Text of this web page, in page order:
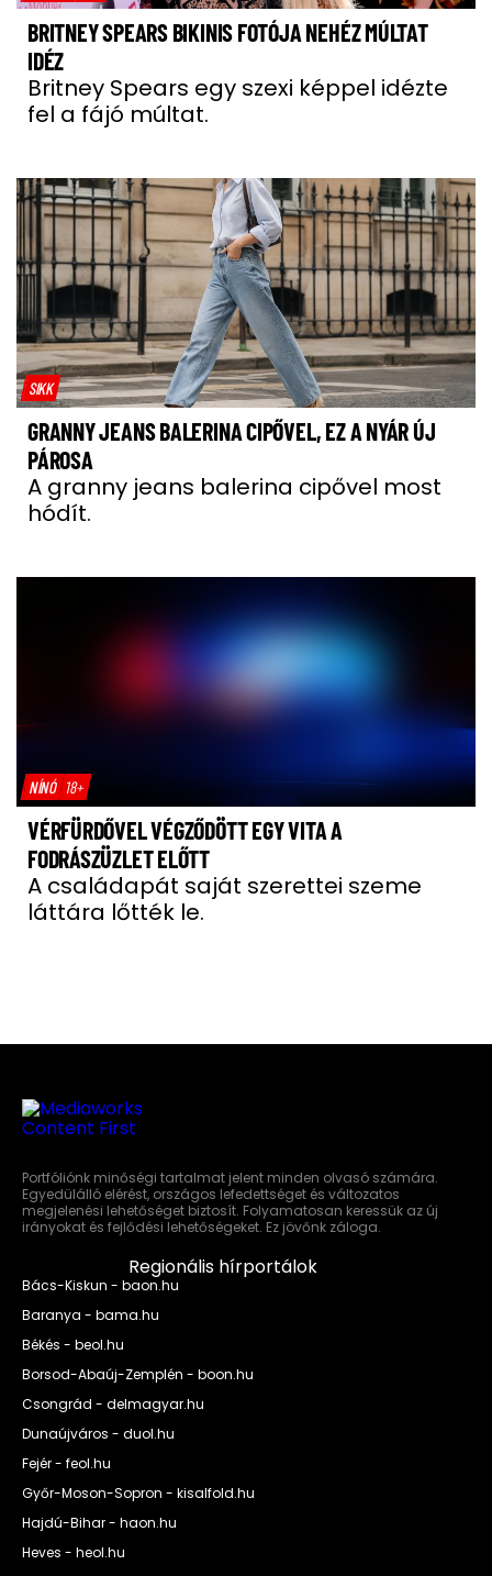
BRITNEY SPEARS BIKINIS FOTÓJA NEHÉZ MÚLTAT
IDÉZ
Britney Spears egy szexi képpel idézte
fel a fájó múltat.
SIKK
GRANNY JEANS BALERINA CIPŐVEL, EZ A NYÁR ÚJ
PÁROSA
A granny jeans balerina cipővel most
hódít.
NÍNÓ 18+
VÉRFÜRDŐVEL VÉGZŐDÖTT EGY VITA A
FODRÁSZÜZLET ELŐTT
A családapát saját szerettei szeme
láttára lőtték le.
Portfóliónk minőségi tartalmat jelent minden olvasó számára.
Egyedülálló elérést, országos lefedettséget és változatos
megjelenési lehetőséget biztosít. Folyamatosan keressük az új
irányokat és fejlődési lehetőségeket. Ez jövőnk záloga.
Regionális hírportálok
Bács-Kiskun - baon.hu
Baranya - bama.hu
Békés - beol.hu
Borsod-Abaúj-Zemplén - boon.hu
Csongrád - delmagyar.hu
Dunaújváros - duol.hu
Fejér - feol.hu
Győr-Moson-Sopron - kisalfold.hu
Hajdú-Bihar - haon.hu
Heves - heol.hu